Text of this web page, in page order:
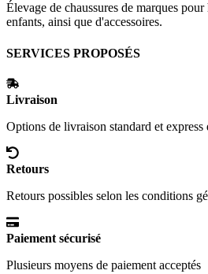
Élevage de chaussures de marques
enfants, ainsi que d'accessoires.
SERVICES PROPOSÉS
Livraison
Options de livraison standard et express
Retours
Retours possibles selon les conditions
Paiement sécurisé
Plusieurs moyens de paiement acceptés